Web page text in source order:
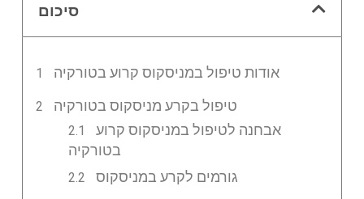
סיכום
אודות טיפול במניסקוס קרוע בטורקיה
טיפול בקרע מניסקוס בטורקיה
אבחנה לטיפול במניסקוס קרוע
בטורקיה
גורמים לקרע במניסקוס